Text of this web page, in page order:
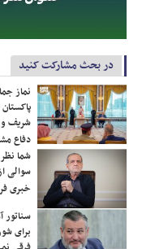
در بحث مشارکت کنید
نماز
شریف و
دفاع
شما
سوالی
خبری
سناتور
برای